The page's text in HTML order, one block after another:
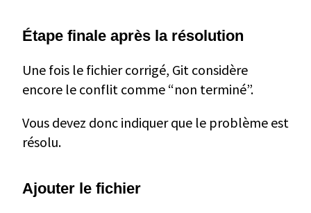
Étape finale après la résolution
Une fois le fichier corrigé, Git considère
encore le conflit comme “non terminé”.
Vous devez donc indiquer que le problème est
résolu.
Ajouter le fichier